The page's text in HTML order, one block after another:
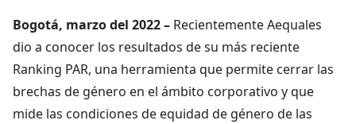
Bogotá, marzo del 2022 – Recientemente Aequales
dio a conocer los resultados de su más reciente
Ranking PAR, una herramienta que permite cerrar las
brechas de género en el ámbito corporativo y que
mide las condiciones de equidad de género de las